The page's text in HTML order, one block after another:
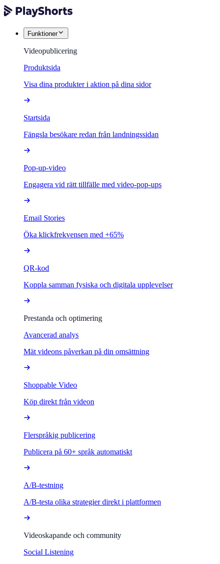
Funktioner
Videopublicering
Produktsida
Visa dina produkter i aktion på dina sidor
Startsida
Fängsla besökare redan från landningssidan
Pop-up-video
Engagera vid rätt tillfälle med video-pop-ups
Email Stories
Öka klickfrekvensen med +65%
QR-kod
Koppla samman fysiska och digitala upplevelser
Prestanda och optimering
Avancerad analys
Mät videons påverkan på din omsättning
Shoppable Video
Köp direkt från videon
Flerspråkig publicering
Publicera på 60+ språk automatiskt
A/B-testning
A/B-testa olika strategier direkt i plattformen
Videoskapande och community
Social Listening